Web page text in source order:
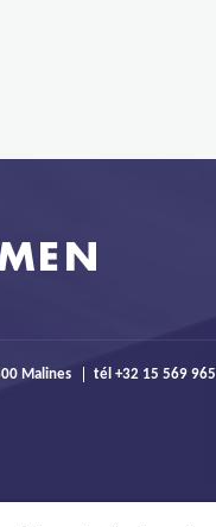
Malines tél +32 15 569 965